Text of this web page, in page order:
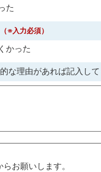
た
（※入力必須）
かった
な理由があれば記入し
お願いします。